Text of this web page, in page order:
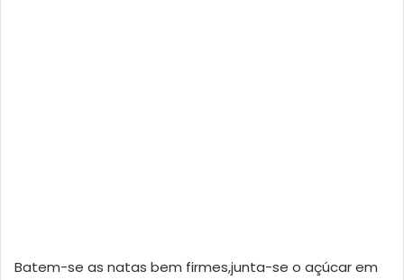
Batem-se as natas bem firmes,junta-se o açúcar em